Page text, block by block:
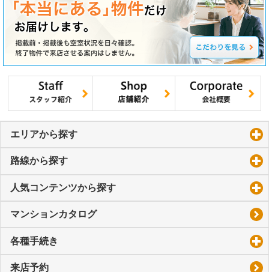
エリアから探す
路線から探す
人気コンテンツから探す
マンションカタログ
各種手続き
来店予約